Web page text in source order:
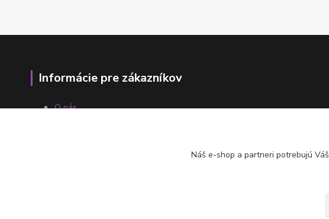
Informácie pre zákazníkov
O nás
Náš e-shop a partneri potrebujú Váš